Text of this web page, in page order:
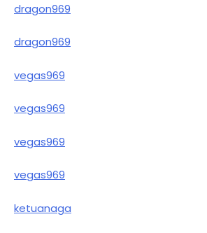
dragon969
dragon969
vegas969
vegas969
vegas969
vegas969
ketuanaga